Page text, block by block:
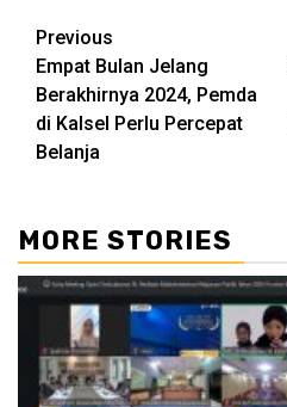
Continue
Reading
Previous
Empat Bulan Jelang
Berakhirnya 2024, Pemda
di Kalsel Perlu Percepat
Belanja
MORE STORIES